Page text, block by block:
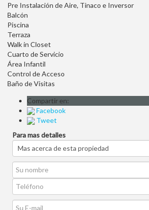
Pre Instalación de Aire, Tinaco e Inversor
Balcón
Piscina
Terraza
Walk in Closet
Cuarto de Servicio
Área Infantil
Control de Acceso
Baño de Visitas
Compartir en:
Facebook
Tweet
Para mas detalles